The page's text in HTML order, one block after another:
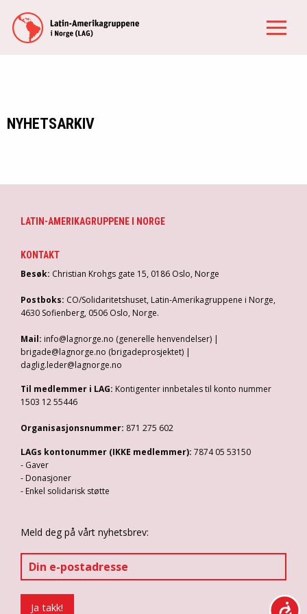
NYHETSARKIV
LATIN-AMERIKAGRUPPENE I NORGE
KONTAKT
Besøk: Christian Krohgs gate 15, 0186 Oslo, Norge
Postboks: CO/Solidaritetshuset, Latin-Amerikagruppene i Norge,
4630 Sofienberg, 0506 Oslo, Norge.
Mail: info@lagnorge.no (generelle henvendelser) |
brigade@lagnorge.no (brigadeprosjektet) |
daglig.leder@lagnorge.no
Til medlemmer i LAG: Kontigenter innbetales til konto nummer
1503 12 55446
Organisasjonsnummer: 871 275 602
LAGs kontonummer (IKKE medlemmer): 7874 05 53150
- Gaver
- Donasjoner
- Enkel solidarisk støtte
Meld deg på vårt nyhetsbrev: